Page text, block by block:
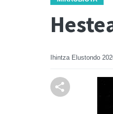
Ihintza Elustondo